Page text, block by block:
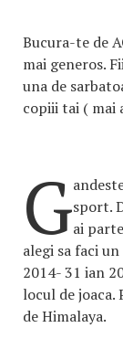
Bucura-te de
mai generos.
una de
copiii tai ( mai
Gsport.
ai
alegi sa faci
2014- 31 ian
locul de joaca.
de Himalaya.